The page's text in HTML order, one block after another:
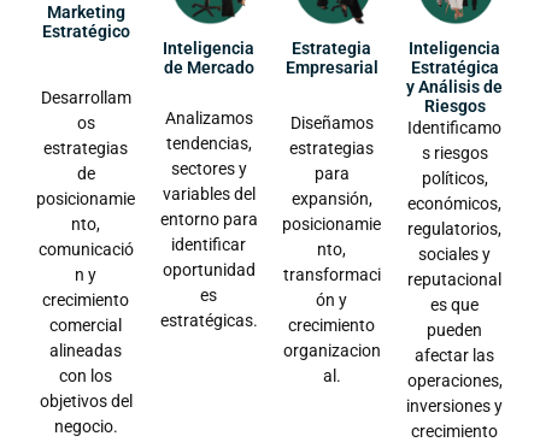
Marketing
Estratégico
Desarrollam
os
estrategias
de
posicionamie
nto,
comunicació
n y
crecimiento
comercial
alineadas
con los
objetivos del
negocio.
Inteligencia
de Mercado
Analizamos
tendencias,
sectores y
variables del
entorno para
identificar
oportunidad
es
estratégicas.
Estrategia
Empresarial
Diseñamos
estrategias
para
expansión,
posicionamie
nto,
transformaci
ón y
crecimiento
organizacion
al.
Inteligencia
Estratégica
y Análisis de
Riesgos
Identificamo
s riesgos
políticos,
económicos,
regulatorios,
sociales y
reputacional
es que
pueden
afectar las
operaciones,
inversiones y
crecimiento